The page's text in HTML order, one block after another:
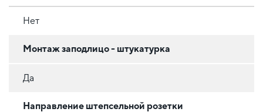
Нет
Монтаж заподлицо - штукатурка
Да
Направление штепсельной розетки